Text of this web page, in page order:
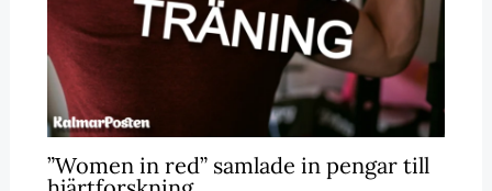
”Women in red” samlade in pengar till